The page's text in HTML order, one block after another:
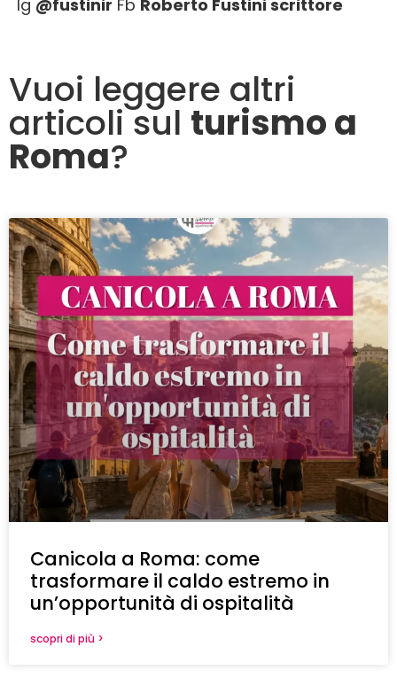
Ig @fustinir Fb Roberto Fustini scrittore
Vuoi leggere altri
articoli sul turismo a
Roma?
Canicola a Roma: come
trasformare il caldo estremo in
un’opportunità di ospitalità
scopri di più >